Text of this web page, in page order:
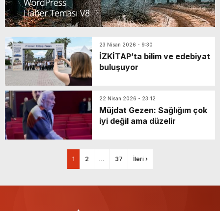
23 Nisan 2026 - 9:30
İZKİTAP’ta bilim ve edebiyat
buluşuyor
22 Nisan 2026 - 23:12
Müjdat Gezen: Sağlığım çok
iyi değil ama düzelir
1 2 … 37 İleri ›